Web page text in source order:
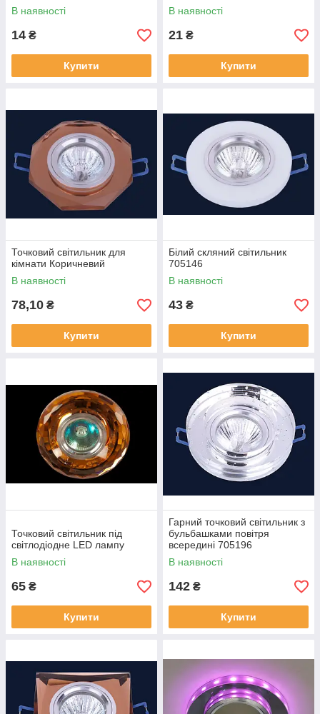
В наявності
14 ₴
Купити
В наявності
21 ₴
Купити
Точковий світильник для
кімнати Коричневий
В наявності
78,10 ₴
Купити
Білий скляний світильник
705146
В наявності
43 ₴
Купити
Точковий світильник під
світлодіодне LED лампу
В наявності
65 ₴
Купити
Гарний точковий світильник з
бульбашками повітря
всередині 705196
В наявності
142 ₴
Купити